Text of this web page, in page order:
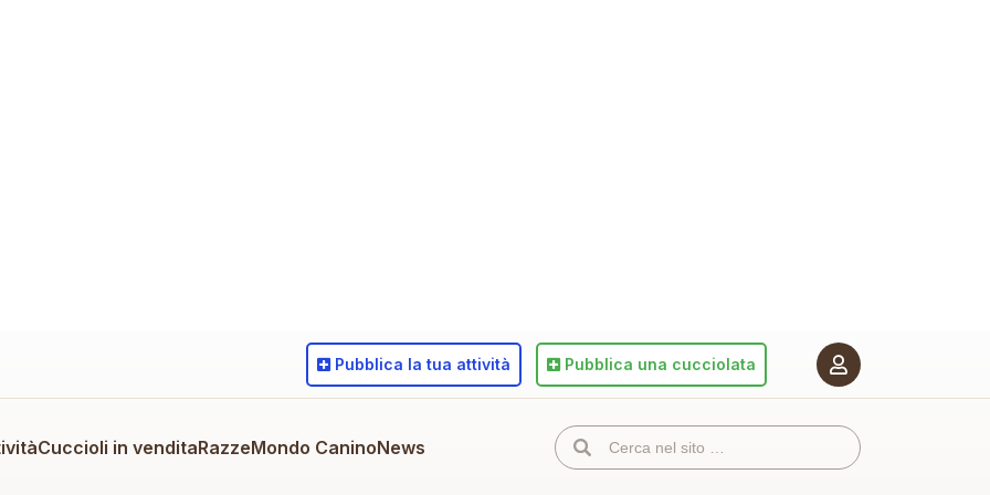
Cuccioli in venditaRazzeMondo CaninoNews
Pubblica la tua attività Pubblica una cucciolata